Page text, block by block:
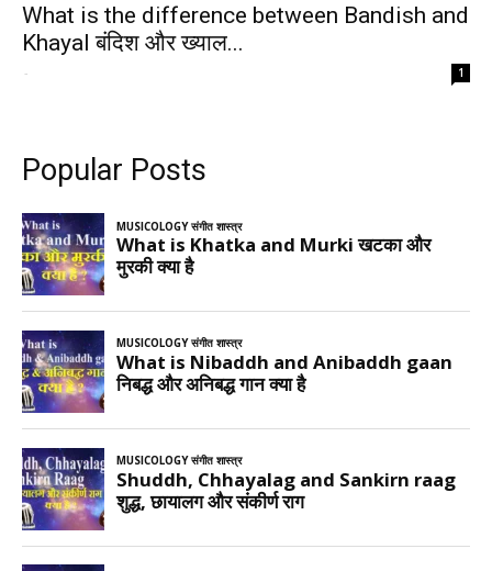
What is the difference between Bandish and
Khayal बंदिश और ख्याल...
- 1
Popular Posts